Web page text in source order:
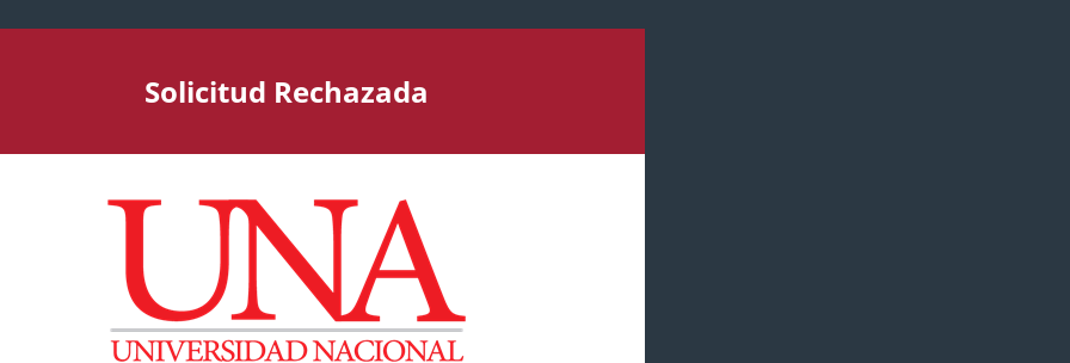
Solicitud Rechazada